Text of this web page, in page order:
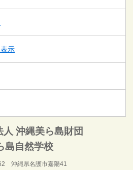
示
人 沖縄美ら島財団
島自然学校
沖縄県名護市嘉陽41